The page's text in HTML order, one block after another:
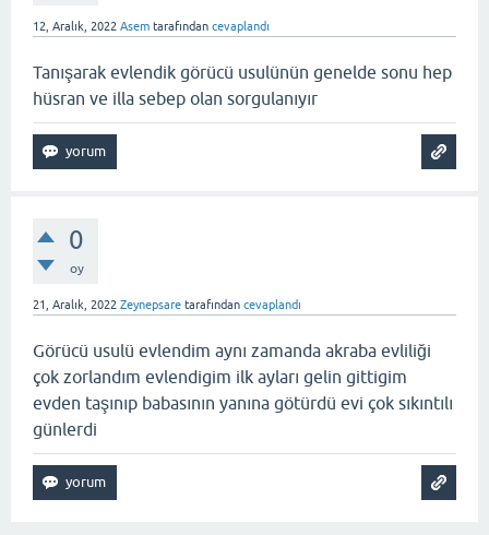
12, Aralık, 2022 Asem tarafından cevaplandı
Tanışarak evlendik görücü usulünün genelde sonu hep
hüsran ve illa sebep olan sorgulanıyır
0
oy
21, Aralık, 2022 Zeynepsare tarafından cevaplandı
Görücü usulü evlendim aynı zamanda akraba evliliği
çok zorlandım evlendigim ilk ayları gelin gittigim
evden taşınıp babasının yanına götürdü evi çok sıkıntılı
günlerdi